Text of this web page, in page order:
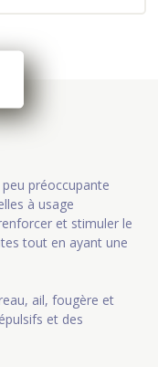
préoccupante
à usage
et stimuler le
tout en ayant une
ail, fougère et
et des